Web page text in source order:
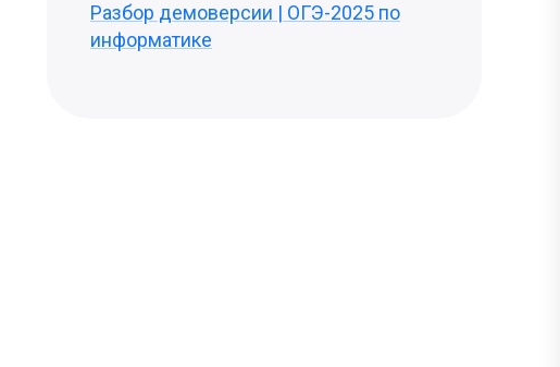
Разбор демоверсии | ОГЭ-2025 по
информатике